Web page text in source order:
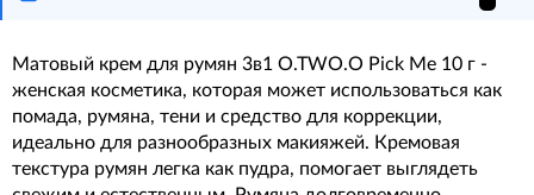
Матовый крем для румян 3в1 O.TWO.O Pick Me 10 г -
женская косметика, которая может использоваться как
помада, румяна, тени и средство для коррекции,
идеально для разнообразных макияжей. Кремовая
текстура румян легка как пудра, помогает выглядеть